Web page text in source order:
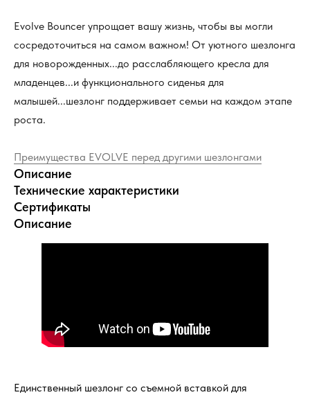
Evolve Bouncer упрощает вашу жизнь, чтобы вы могли
сосредоточиться на самом важном! От уютного шезлонга
для новорожденных...до расслабляющего кресла для
младенцев...и функционального сиденья для
малышей...шезлонг поддерживает семьи на каждом этапе
роста.
Преимущества EVOLVE перед другими шезлонгами
Описание
Технические характеристики
Сертификаты
Описание
Единственный шезлонг со съемной вставкой для